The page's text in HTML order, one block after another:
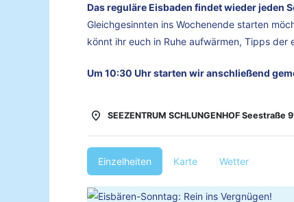
Das reguläre Eisbaden findet wieder jeden
Gleichgesinnten ins Wochenende starten
könnt ihr euch in Ruhe aufwärmen, Tipps
Um 10:30 Uhr starten wir anschließend
SEEZENTRUM SCHLUNGENHOF Seestraße
Einzelheiten Karte Wetter